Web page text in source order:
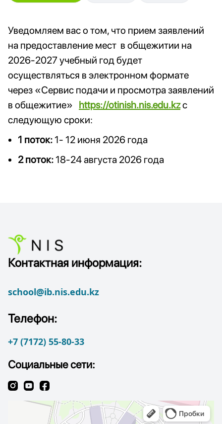
Уведомляем вас о том, что прием заявлений
на предоставление мест в общежитии на
2026-2027 учебный год будет
осуществляться в электронном формате
через «Сервис подачи и просмотра заявлений
в общежитие» https://otinish.nis.edu.kzс
следующую сроки:
1 поток: 1- 12 июня 2026 года
2 поток: 18-24 августа 2026 года
Контактная информация:
school@ib.nis.edu.kz
Телефон:
+7 (7172) 55-80-33
Социальные сети: